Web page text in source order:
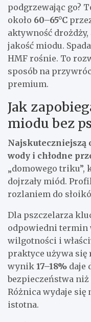
podgrzewając go?
około 60–65°C
aktywność
jakość miodu.
HMF rośnie. To
sposób na
premium.
Jak
miodu bez
Najskuteczniejszą
wody i chłodne
„domowego triku”,
dojrzały miód.
rozlaniem do
Dla pszczelarza
odpowiedni
wilgotności i
praktyce używa się
wynik 17–18% daje
bezpieczeństwa
Różnica wydaje
istotna.